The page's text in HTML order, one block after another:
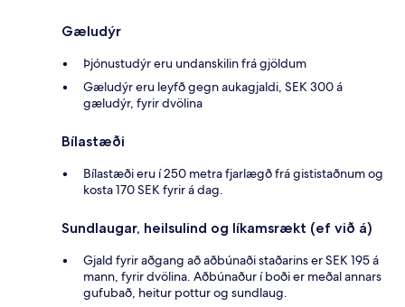
Gæludýr
Þjónustudýr eru undanskilin frá gjöldum
Gæludýr eru leyfð gegn aukagjaldi, SEK 300 á
gæludýr, fyrir dvölina
Bílastæði
Bílastæði eru í 250 metra fjarlægð frá gististaðnum og
kosta 170 SEK fyrir á dag.
Sundlaugar, heilsulind og líkamsrækt (ef við á)
Gjald fyrir aðgang að aðbúnaði staðarins er SEK 195 á
mann, fyrir dvölina. Aðbúnaður í boði er meðal annars
gufubað, heitur pottur og sundlaug.